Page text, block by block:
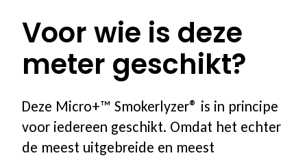
Voor wie is deze
meter geschikt?
Deze Micro+™ Smokerlyzer® is in principe
voor iedereen geschikt. Omdat het echter
de meest uitgebreide en meest